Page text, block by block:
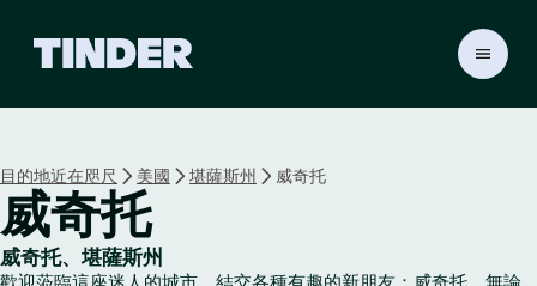
r
目的地近在咫尺 美國 堪薩斯州 威奇托
威奇托
威奇托、堪薩斯州